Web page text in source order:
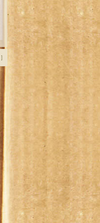
]